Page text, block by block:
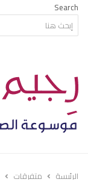
Search
الرئيسة متفرقات